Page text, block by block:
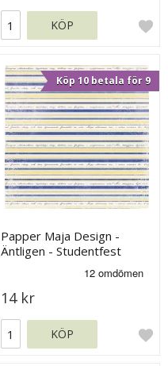
KÖP
Köp 10 betala för 9
Papper Maja Design -
Äntligen - Studentfest
14 kr
KÖP